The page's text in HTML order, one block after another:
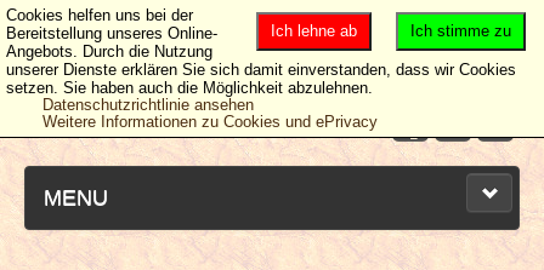
MENU
Ich stimme zu
Ich lehne ab
Cookies helfen uns bei der
Bereitstellung unseres Online-
Angebots. Durch die Nutzung
unserer Dienste erklären Sie sich damit einverstanden, dass wir Cookies
setzen. Sie haben auch die Möglichkeit abzulehnen.
Datenschutzrichtlinie ansehen
Weitere Informationen zu Cookies und ePrivacy